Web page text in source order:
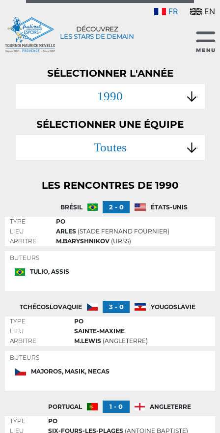
FR EN
DÉCOUVREZ
LES STARS DE DEMAIN
SÉLECTIONNER L'ANNÉE
1990
SÉLECTIONNER UNE ÉQUIPE
Toutes
LES RENCONTRES DE 1990
BRÉSIL 2 - 0
ÉTATS-UNIS
TYPE
PO
LIEU
ARLES (STADE FERNAND FOURNIER)
ARBITRE
M.BARYSHNIKOV (URSS)
BUTEURS
TULIO, ASSIS
TCHÉCOSLOVAQUIE 3 - 0
YOUGOSLAVIE
TYPE
PO
LIEU
SAINTE-MAXIME
ARBITRE
M.LEWIS (ANGLETERRE)
BUTEURS
MAJOROS, MASIK, NECAS
PORTUGAL 1 - 0
ANGLETERRE
TYPE
PO
LIEU
SIX-FOURS-LES-PLAGES (ANTOINE BAPTISTE)